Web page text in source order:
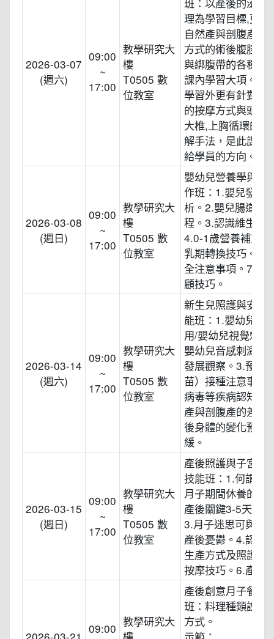
2026-03-07
(週六)
09:00
~
17:00
教學研究大
樓
T0505 數
位教室
理為學習目標,更有
自然產與剖腹產兩
方式的術後腹腔照
與綁腹帶的各種手
課內學習大項。泌
學習外更有針對產
的按摩方式與頭壓
大椎,上胸循環的術
解手法，是此課程
給學員的方向。
2026-03-08
(週日)
09:00
~
17:00
教學研究大
樓
T0505 數
位教室
嬰幼兒營養學與副
作班：1.嬰兒發育
析。2.嬰兒腸道發
程。3.認識維生素
4.0-1歲營養補充
乳期轉換技巧。6.
全注意事項。7.嬰
顧技巧。
2026-03-14
(週六)
09:00
~
17:00
教學研究大
樓
T0505 數
位教室
新生兒照護與安撫
能班：1.嬰幼兒閃
用/嬰幼兒視覺刺激
嬰幼兒音感刺激/嬰
發展觀察。3.預防
苗）接種注意事項
病毒等疾病認知。
產與剖腹產的差異
後身體的變化預防
緩。
2026-03-15
(週日)
09:00
~
17:00
教學研究大
樓
T0505 數
位教室
產後照護與子宮按
技能班：1.何謂坐
月子期間休養的重
產後關鍵3-5天須
3.月子迷思可與否/
產後憂鬱。4.認識
生產方式及照護。
按摩技巧。6.產後
09:00 教學研究大
產後創意月子餐料
班：料理種類說明
方式。